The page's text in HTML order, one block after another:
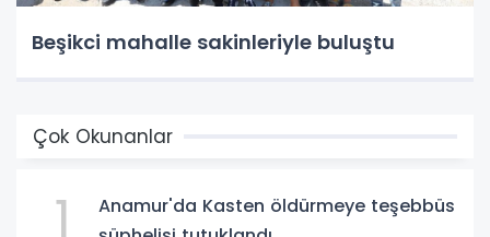
Beşikci mahalle sakinleriyle buluştu
Çok Okunanlar
1
Anamur'da Kasten öldürmeye teşebbüs